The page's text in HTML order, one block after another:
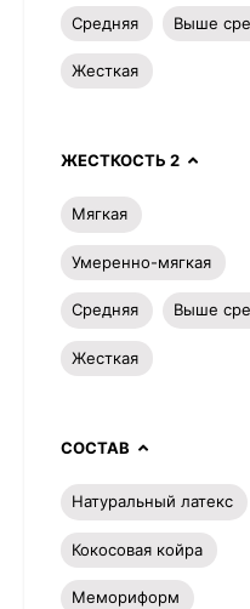
Средняя Выше
Жесткая
ЖЕСТКОСТЬ 2
Мягкая
Умеренно-мягкая
Средняя Выше
Жесткая
СОСТАВ
Натуральный латекс
Кокосовая койра
Мемориформ